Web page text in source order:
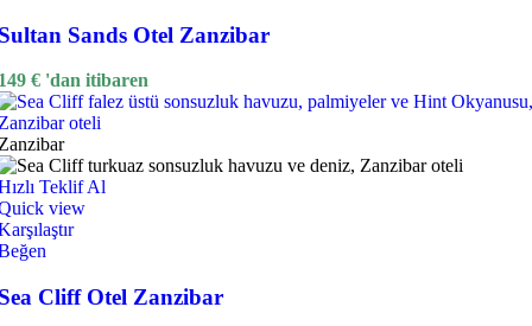
Sands Otel Zanzibar
€ 'dan itibaren
Teklif Al
view
Cliff Otel Zanzibar